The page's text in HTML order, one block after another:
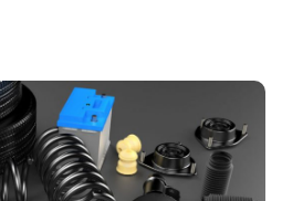
부품